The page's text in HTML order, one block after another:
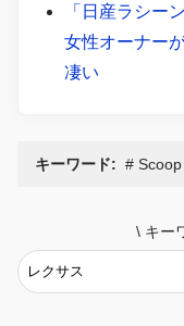
「日産ラシー
女性オーナー
凄い
キーワード: Scoop
\ キー